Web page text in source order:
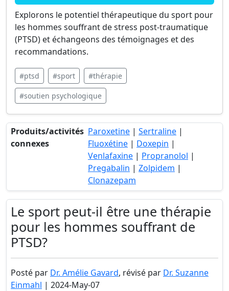
Explorons le potentiel thérapeutique du sport pour
les hommes souffrant de stress post-traumatique
(PTSD) et échangeons des témoignages et des
recommandations.
#ptsd #sport #thérapie
#soutien psychologique
Produits/activités
connexes
Paroxetine | Sertraline |
Fluoxétine | Doxepin |
Venlafaxine | Propranolol |
Pregabalin | Zolpidem |
Clonazepam
Le sport peut-il être une thérapie
pour les hommes souffrant de
PTSD?
Posté par Dr. Amélie Gavard, révisé par Dr. Suzanne
Einmahl | 2024-May-07